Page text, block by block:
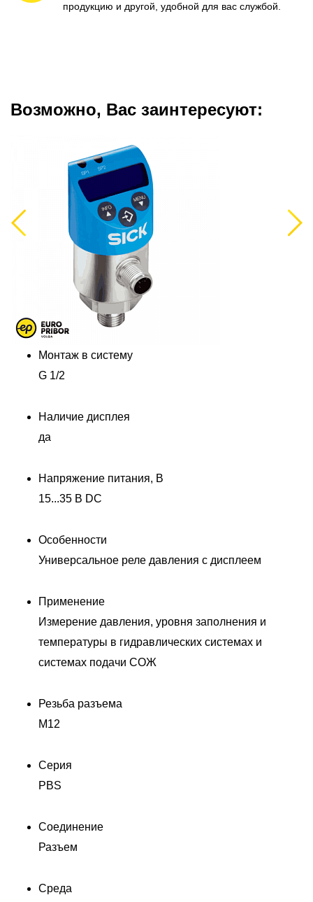
продукцию и другой, удобной для вас службой.
Возможно, Вас заинтересуют:
Previous
Монтаж в систему
G 1/2
Наличие дисплея
да
Напряжение питания, В
15...35 В DC
Особенности
Универсальное реле давления с дисплеем
Применение
Измерение давления, уровня заполнения и
температуры в гидравлических системах и
системах подачи СОЖ
Резьба разъема
M12
Серия
PBS
Соединение
Разъем
Среда
Next